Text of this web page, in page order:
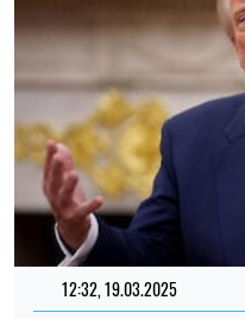
12:32, 19.03.2025